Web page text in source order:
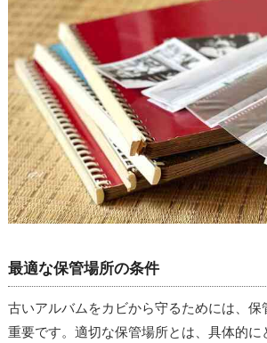
最適な保管場所の条件
古いアルバムをカビから守るためには、保
重要です。適切な保管場所とは、具体的に